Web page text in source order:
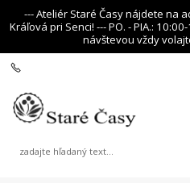
--- Ateliér Staré Časy nájdete na
Kráľová pri Senci! --- PO. - PIA.:
návštevou vždy